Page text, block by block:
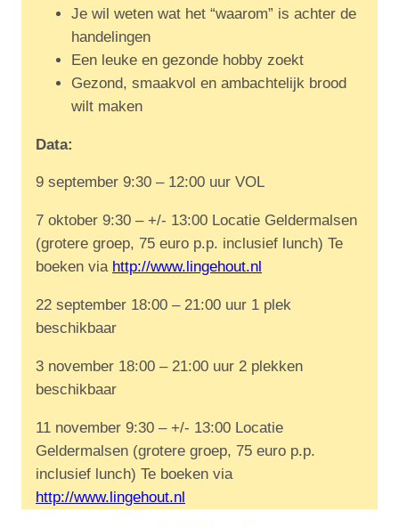
Je wil weten wat het “waarom” is achter de
handelingen
Een leuke en gezonde hobby zoekt
Gezond, smaakvol en ambachtelijk brood
wilt maken
Data:
9 september 9:30 – 12:00 uur VOL
7 oktober 9:30 – +/- 13:00 Locatie Geldermalsen
(grotere groep, 75 euro p.p. inclusief lunch) Te
boeken via http://www.lingehout.nl
22 september 18:00 – 21:00 uur 1 plek
beschikbaar
3 november 18:00 – 21:00 uur 2 plekken
beschikbaar
11 november 9:30 – +/- 13:00 Locatie
Geldermalsen (grotere groep, 75 euro p.p.
inclusief lunch) Te boeken via
http://www.lingehout.nl